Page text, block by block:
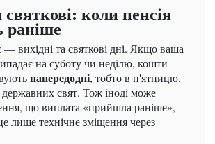
святкові: коли пенсія
раніше
вихідні та святкові дні. Якщо ваша
на суботу чи неділю, кошти
напередодні, тобто в п'ятницю.
свят. Тож іноді може
що виплата «прийшла раніше»,
лише технічне зміщення через